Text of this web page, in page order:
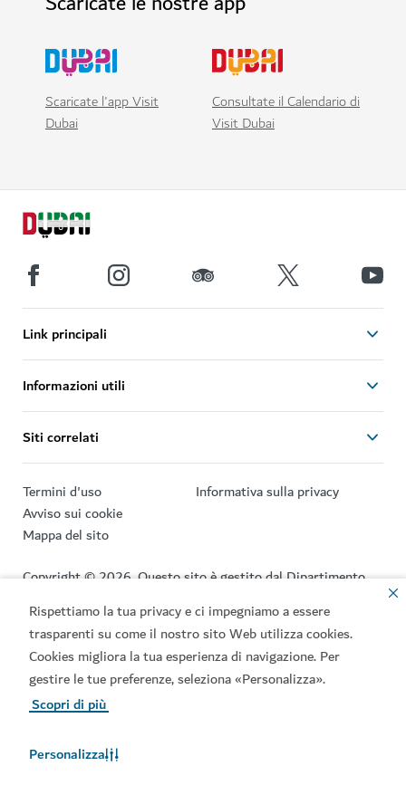
Rispettiamo la tua privacy e ci impegniamo a essere
trasparenti su come il nostro sito Web utilizza cookies.
Cookies migliora la tua esperienza di navigazione. Per
gestire le tue preferenze, seleziona «Personalizza».
Scopri di più
Personalizza
Scaricate l'app Visit
Dubai
Consultate il Calendario di
Visit Dubai
Link principali
Informazioni utili
Siti correlati
Termini d'uso
Informativa sulla privacy
Avviso sui cookie
Mappa del sito
Copyright © 2026. Questo sito è gestito dal Dipartimento
Sito aggiornato in data [07/08/2026]
Questo sito è protetto dal servizio reCAPTCHA, e applica
l’informativa sulla privacye itermini e le condizioni
Google.